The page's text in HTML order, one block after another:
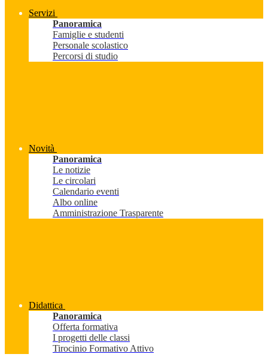
Servizi
Panoramica
Famiglie e studenti
Personale scolastico
Percorsi di studio
Novità
Panoramica
Le notizie
Le circolari
Calendario eventi
Albo online
Amministrazione Trasparente
Didattica
Panoramica
Offerta formativa
I progetti delle classi
Tirocinio Formativo Attivo